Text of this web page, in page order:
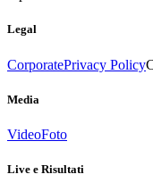
Legal
CorporatePrivacy Policy
Media
VideoFoto
Live e Risultati